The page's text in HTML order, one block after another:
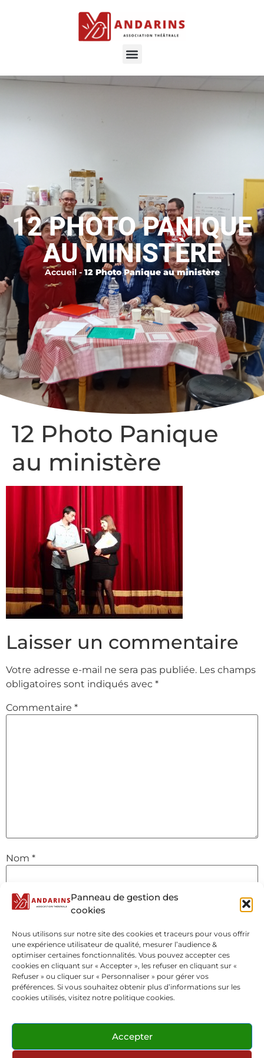
Panneau de gestion des
cookies
Nous utilisons sur notre site des cookies et traceurs pour vous offrir
une expérience utilisateur de qualité, mesurer l’audience &
optimiser certaines fonctionnalités. Vous pouvez accepter ces
cookies en cliquant sur « Accepter », les refuser en cliquant sur «
Refuser » ou cliquer sur « Personnaliser » pour gérer vos
préférences. Si vous souhaitez obtenir plus d’informations sur les
cookies utilisés, visitez notre politique cookies.
Accepter
12 PHOTO PANIQUE
AU MINISTÈRE
Accueil-12 Photo Panique au ministère
12 Photo Panique
au ministère
Laisser un commentaire
Votre adresse e-mail ne sera pas publiée. Les champs
obligatoires sont indiqués avec *
Commentaire *
Nom *
E-mail*
Site web